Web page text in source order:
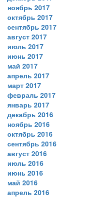
ноябрь 2017
октябрь 2017
сентябрь 2017
август 2017
июль 2017
июнь 2017
май 2017
апрель 2017
март 2017
февраль 2017
январь 2017
декабрь 2016
ноябрь 2016
октябрь 2016
сентябрь 2016
август 2016
июль 2016
июнь 2016
май 2016
апрель 2016